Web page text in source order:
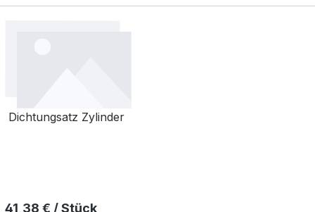
Dichtungsatz Zylinder
Regulärer Preis:
41,38 € / Stück